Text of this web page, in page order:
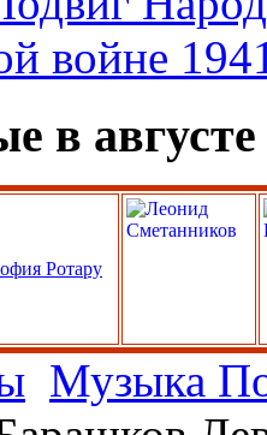
в августе
Музыка